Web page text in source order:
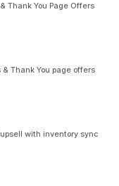
Thank You Page Offers
Thank You page offers
with inventory sync